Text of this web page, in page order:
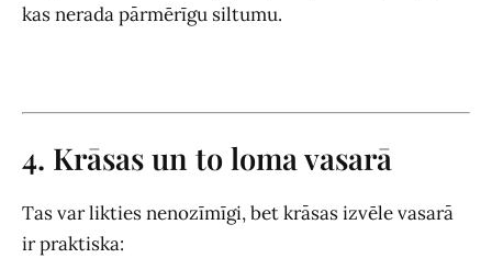
kas nerada pārmērīgu siltumu.
4. Krāsas un to loma vasarā
Tas var likties nenozīmīgi, bet krāsas izvēle vasarā
ir praktiska: